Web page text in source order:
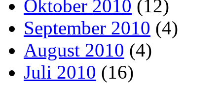
Oktober 2010 (12)
September 2010 (4)
August 2010 (4)
Juli 2010 (16)